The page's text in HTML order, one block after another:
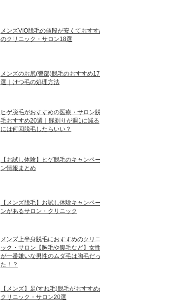
メンズVIO脱毛の値段が安くておすすめ
のクリニック・サロン18選
メンズのお尻(臀部)脱毛のおすすめ17
選｜けつ毛の処理方法
ヒゲ脱毛がおすすめの医療・サロン脱
毛おすすめ20選｜髭剃りが週1に減る
には何回脱毛したらいい？
【お試し体験】ヒゲ脱毛のキャンペー
ン情報まとめ
【メンズ脱毛】お試し体験キャンペー
ンがあるサロン・クリニック
メンズ上半身脱毛におすすめのクリニ
ック・サロン【胸毛や腹毛など】女性
が一番嫌いな男性のムダ毛は胸毛だっ
た！？
【メンズ】足(すね毛)脱毛がおすすめの
クリニック・サロン20選